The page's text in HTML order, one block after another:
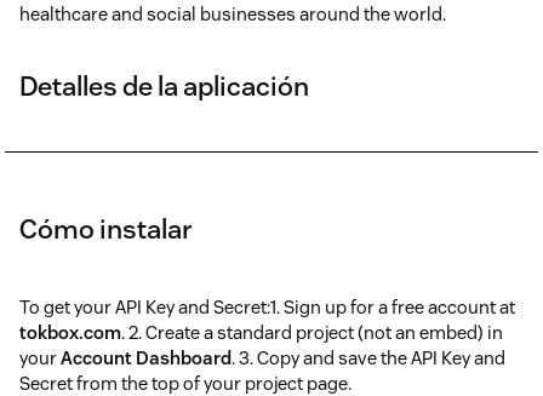
healthcare and social businesses around the world.
Detalles de la aplicación
Cómo instalar
To get your API Key and Secret:1. Sign up for a free account at
tokbox.com. 2. Create a standard project (not an embed) in
yourAccount Dashboard. 3. Copy and save the API Key and
Secret from the top of your project page.